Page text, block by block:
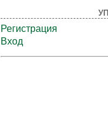
Регистрация
Вход